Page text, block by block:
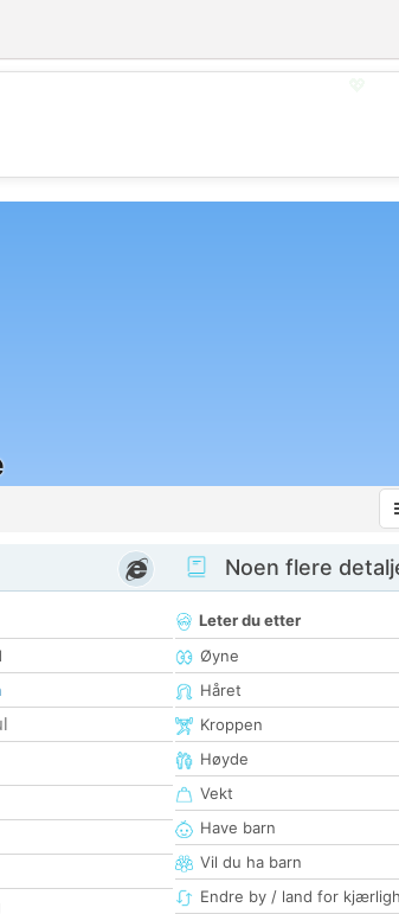
Noen flere
Leter du etter
Øyne
Håret
Kroppen
Høyde
Vekt
Have barn
Vil du ha barn
Endre by / land for